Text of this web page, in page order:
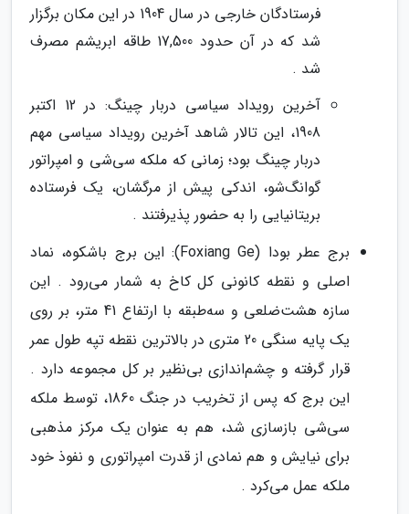
فرستادگان خارجی در سال 1904 در این مکان برگزار
شد که در آن حدود 17,500 طاقه ابریشم مصرف
شد .
آخرین رویداد سیاسی دربار چینگ: در 12 اکتبر
1908، این تالار شاهد آخرین رویداد سیاسی مهم
دربار چینگ بود؛ زمانی که ملکه سی‌شی و امپراتور
گوانگ‌شو، اندکی پیش از مرگشان، یک فرستاده
بریتانیایی را به حضور پذیرفتند .
برج عطر بودا (Foxiang Ge): این برج باشکوه، نماد
اصلی و نقطه کانونی کل کاخ به شمار می‌رود . این
سازه هشت‌ضلعی و سه‌طبقه با ارتفاع 41 متر، بر روی
یک پایه سنگی 20 متری در بالاترین نقطه تپه طول عمر
قرار گرفته و چشم‌اندازی بی‌نظیر بر کل مجموعه دارد .
این برج که پس از تخریب در جنگ 1860، توسط ملکه
سی‌شی بازسازی شد، هم به عنوان یک مرکز مذهبی
برای نیایش و هم نمادی از قدرت امپراتوری و نفوذ خود
ملکه عمل می‌کرد .